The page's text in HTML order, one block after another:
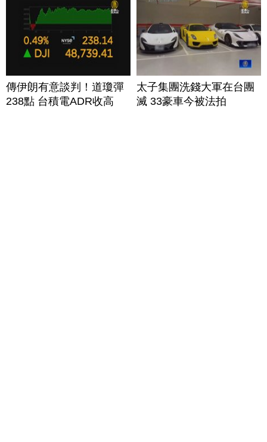
傳伊朗有意談判！道瓊彈
238點 台積電ADR收高
太子集團洗錢大軍在台團
滅 33豪車今被法拍